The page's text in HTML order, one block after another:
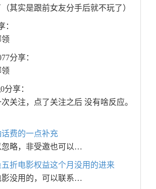
其实是跟前女友分手后就不玩了）
：
分享：
分享：
关注，点了关注之后 没有啥反应。
费的一点补充
忽略，非受邀也可以…
折电影权益这个月没用的进来
影没用的，可以联系…